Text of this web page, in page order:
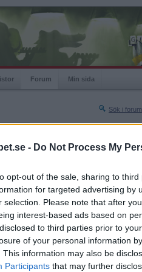
- Do Not Process My
opt-out of the sale, sharing to
for targeted advertising by
selection. Please note that after
interest-based ads based on
to third parties prior to
of your personal information
This information may also be
Participants that may further
Forum Min sida
Sök i
Nästa
2011-02-05